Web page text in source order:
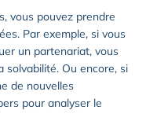
vous pouvez prendre
Par exemple, si vous
un partenariat, vous
solvabilité. Ou encore, si
de nouvelles
pour analyser le